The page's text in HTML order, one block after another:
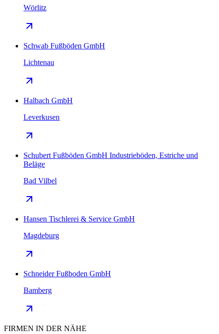
Wörlitz
Schwab Fußböden GmbH
Lichtenau
Halbach GmbH
Leverkusen
Schubert Fußböden GmbH Industrieböden, Estriche und
Beläge
Bad Vilbel
Hansen Tischlerei & Service GmbH
Magdeburg
Schneider Fußboden GmbH
Bamberg
FIRMEN IN DER NÄHE